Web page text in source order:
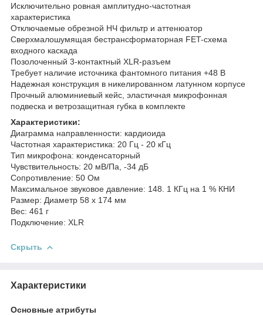
Исключительно ровная амплитудно-частотная
характеристика
Отключаемые обрезной НЧ фильтр и аттенюатор
Сверхмалошумящая бестрансформаторная FET-схема
входного каскада
Позолоченный 3-контактный XLR-разъем
Требует наличие источника фантомного питания +48 В
Надежная конструкция в никелированном латунном корпусе
Прочный алюминиевый кейс, эластичная микрофонная
подвеска и ветрозащитная губка в комплекте
Характеристики:
Диаграмма направленности: кардиоида
Частотная характеристика: 20 Гц - 20 кГц
Тип микрофона: конденсаторный
Чувствительность: 20 мВ/Па, -34 дБ
Сопротивление: 50 Ом
Максимальное звуковое давление: 148. 1 КГц на 1 % КНИ
Размер: Диаметр 58 х 174 мм
Вес: 461 г
Подключение: XLR
Скрыть
Характеристики
Основные атрибуты